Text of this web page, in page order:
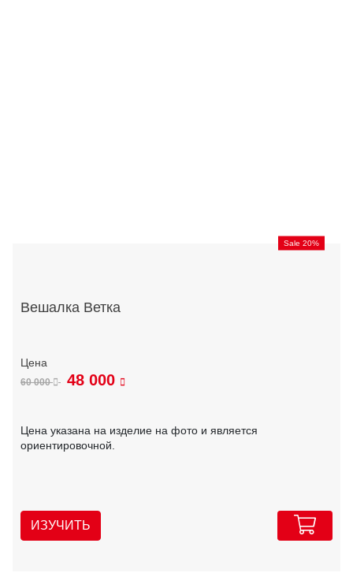
Sale 20%
Вешалка Ветка
60 000 48 000
Цена указана на изделие на фото и является
ориентировочной.
ИЗУЧИТЬ